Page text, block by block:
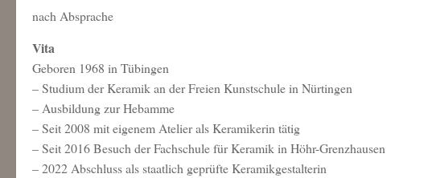
nach Absprache
Vita
Geboren 1968 in Tübingen
– Studium der Keramik an der Freien Kunstschule in Nürtingen
– Ausbildung zur Hebamme
– Seit 2008 mit eigenem Atelier als Keramikerin tätig
– Seit 2016 Besuch der Fachschule für Keramik in Höhr-Grenzhausen
– 2022 Abschluss als staatlich geprüfte Keramikgestalterin